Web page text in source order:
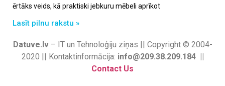
ērtāks veids, kā praktiski jebkuru mēbeli aprīkot
Lasīt pilnu rakstu »
Datuve.lv– IT un Tehnoloģiju ziņas || Copyright © 2004-
2020 || Kontaktinformācija: info@209.38.209.184 ||
Contact Us